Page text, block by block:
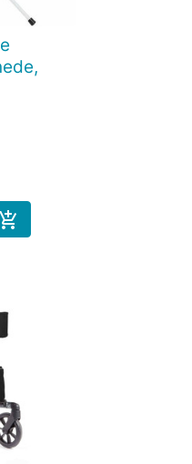
Læg i indkøbskurv